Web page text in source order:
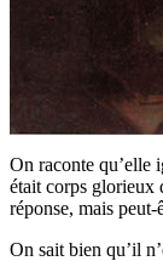
On raconte qu’elle
était corps glorieux
réponse, mais
On sait bien qu’il